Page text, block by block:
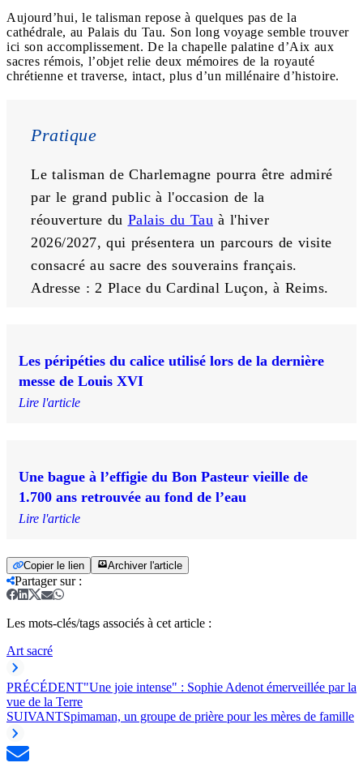
Aujourd’hui, le talisman repose à quelques pas de la
cathédrale, au Palais du Tau. Son long voyage semble trouver
ici son accomplissement. De la chapelle palatine d’Aix aux
sacres rémois, l’objet relie deux mémoires de la royauté
chrétienne et traverse, intact, plus d’un millénaire d’histoire.
Pratique
Le talisman de Charlemagne pourra être admiré
par le grand public à l'occasion de la
réouverture du Palais du Tau à l'hiver
2026/2027, qui présentera un parcours de visite
consacré au sacre des souverains français.
Adresse : 2 Place du Cardinal Luçon, à Reims.
Les péripéties du calice utilisé lors de la dernière
messe de Louis XVI
Lire l'article
Une bague à l’effigie du Bon Pasteur vieille de
1.700 ans retrouvée au fond de l’eau
Lire l'article
Copier le lien Archiver l'article
Partager sur:
Les mots-clés/tags associés à cet article :
Art sacré
PRÉCÉDENT"Une joie intense" : Sophie Adenot émerveillée par la
vue de la Terre
SUIVANTSpimaman, un groupe de prière pour les mères de famille